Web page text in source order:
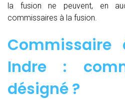
la fusion ne peuvent, en
commissaires à la fusion.
Indre :
désigné ?